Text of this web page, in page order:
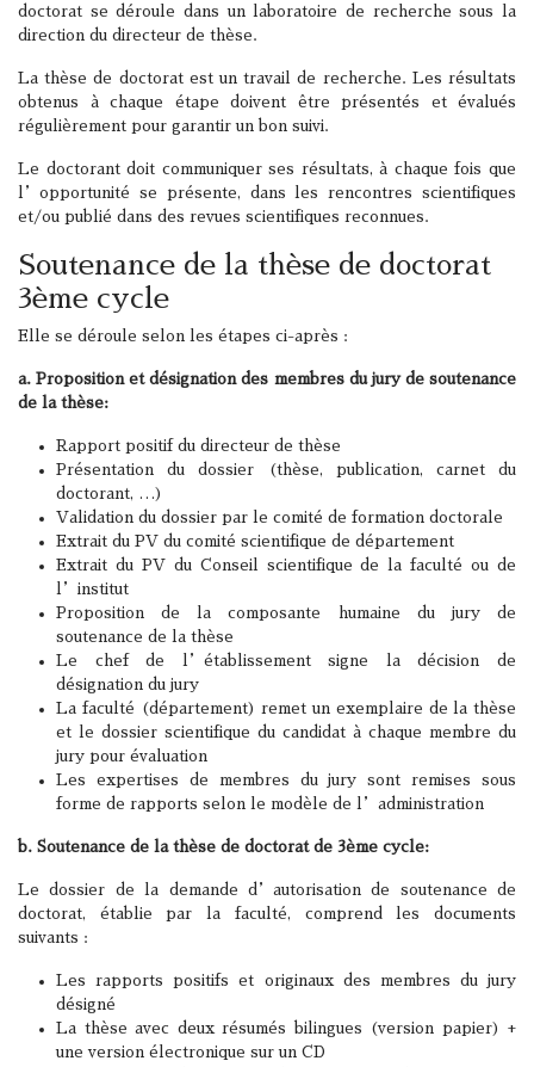
doctorat se déroule dans un laboratoire de recherche sous la
direction du directeur de thèse.
La thèse de doctorat est un travail de recherche. Les résultats
obtenus à chaque étape doivent être présentés et évalués
régulièrement pour garantir un bon suivi.
Le doctorant doit communiquer ses résultats, à chaque fois que
l’opportunité se présente, dans les rencontres scientifiques
et/ou publié dans des revues scientifiques reconnues.
Soutenance de la thèse de doctorat
3ème cycle
Elle se déroule selon les étapes ci-après :
a. Proposition et désignation des membres du jury de soutenance
de la thèse:
Rapport positif du directeur de thèse
Présentation du dossier (thèse, publication, carnet du
doctorant, …)
Validation du dossier par le comité de formation doctorale
Extrait du PV du comité scientifique de département
Extrait du PV du Conseil scientifique de la faculté ou de
l’institut
Proposition de la composante humaine du jury de
soutenance de la thèse
Le chef de l’établissement signe la décision de
désignation du jury
La faculté (département) remet un exemplaire de la thèse
et le dossier scientifique du candidat à chaque membre du
jury pour évaluation
Les expertises de membres du jury sont remises sous
forme de rapports selon le modèle de l’administration
b. Soutenance de la thèse de doctorat de 3ème cycle:
Le dossier de la demande d’autorisation de soutenance de
doctorat, établie par la faculté, comprend les documents
suivants :
Les rapports positifs et originaux des membres du jury
désigné
La thèse avec deux résumés bilingues (version papier) +
une version électronique sur un CD